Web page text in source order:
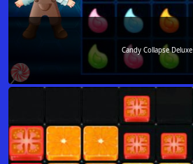
Candy Collapse Deluxe